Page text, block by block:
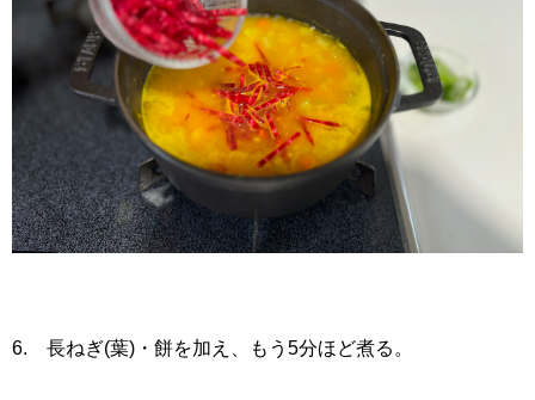
6. 長ねぎ(葉)・餅を加え、もう5分ほど煮る。